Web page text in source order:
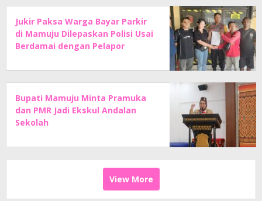
Jukir Paksa Warga Bayar Parkir
di Mamuju Dilepaskan Polisi Usai
Berdamai dengan Pelapor
Bupati Mamuju Minta Pramuka
dan PMR Jadi Ekskul Andalan
Sekolah
View More